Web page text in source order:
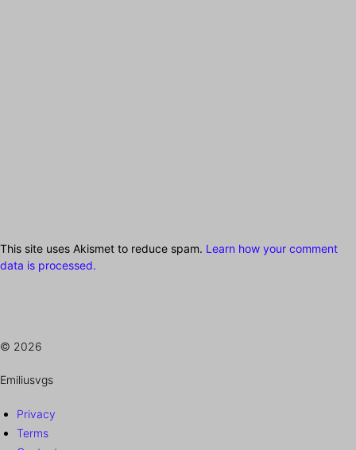
This site uses Akismet to reduce spam. Learn how your comment
data is processed.
© 2026
Emiliusvgs
Privacy
Terms